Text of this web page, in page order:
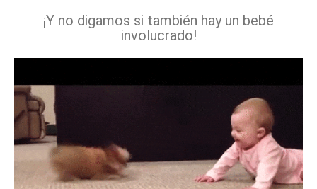
¡Y no digamos si también hay un bebé
involucrado!